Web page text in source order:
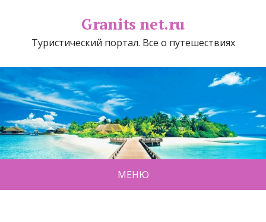
Granits net.ru
Туристический портал. Все о путешествиях
МЕНЮ